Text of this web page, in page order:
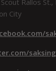
City